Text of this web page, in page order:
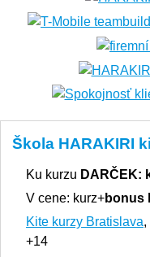
Škola HARAKIRI
Ku kurzu DARČEK:
V cene: kurz+bonus
Kite kurzy Bratislava,
+14